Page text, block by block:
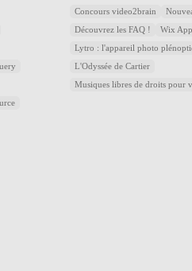
Concours video2brain
Découvrez les FAQ ! Wix
Lytro : l'appareil photo
L'Odyssée de Cartier
Musiques libres de droits pour